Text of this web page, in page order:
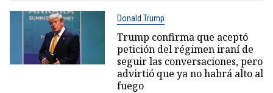
Donald Trump
Trump confirma que aceptó
petición del régimen iraní de
seguir las conversaciones, pero
advirtió que ya no habrá alto al
fuego